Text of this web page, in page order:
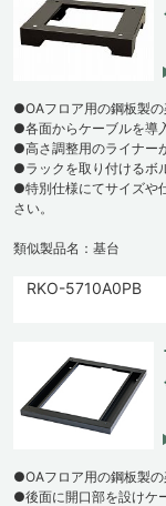
●OAフロア用の鋼板製の
●各面からケーブルを導
●高さ調整用のライナー
●ラックを取り付けるボ
●特別仕様にてサイズや
さい。
類似製品名：基台
RKO-5710A0PB
●OAフロア用の鋼板製の
●後面に開口部を設けケ